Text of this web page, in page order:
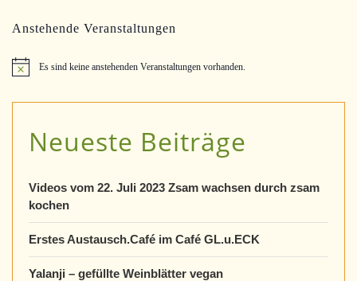
Anstehende Veranstaltungen
H
Es sind keine anstehenden Veranstaltungen vorhanden.
Neueste Beiträge
Videos vom 22. Juli 2023 Zsam wachsen durch zsam
kochen
Erstes Austausch.Café im Café GL.u.ECK
Yalanji – gefüllte Weinblätter vegan